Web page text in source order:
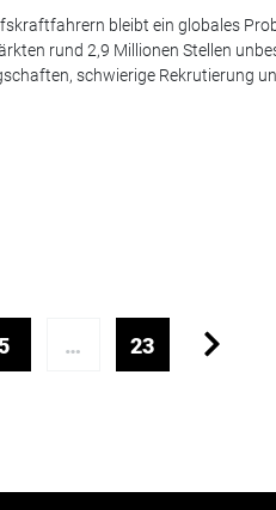
bleibt ein globales
rund 2,9 Millionen Stellen
schwierige Rekrutierung
… 23